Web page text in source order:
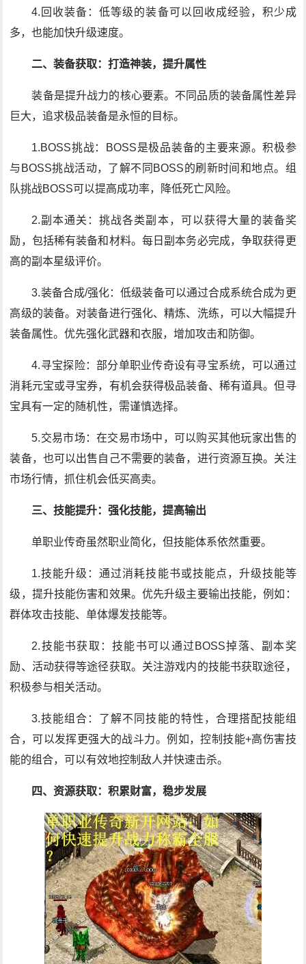
4.回收装备：低等级的装备可以回收成经验，积少成
多，也能加快升级速度。
二、装备获取：打造神装，提升属性
装备是提升战力的核心要素。不同品质的装备属性差异
巨大，追求极品装备是永恒的目标。
1.BOSS挑战：BOSS是极品装备的主要来源。积极参
与BOSS挑战活动，了解不同BOSS的刷新时间和地点。组
队挑战BOSS可以提高成功率，降低死亡风险。
2.副本通关：挑战各类副本，可以获得大量的装备奖
励，包括稀有装备和材料。每日副本务必完成，争取获得更
高的副本星级评价。
3.装备合成/强化：低级装备可以通过合成系统合成为更
高级的装备。对装备进行强化、精炼、洗练，可以大幅提升
装备属性。优先强化武器和衣服，增加攻击和防御。
4.寻宝探险：部分单职业传奇设有寻宝系统，可以通过
消耗元宝或寻宝券，有机会获得极品装备、稀有道具。但寻
宝具有一定的随机性，需谨慎选择。
5.交易市场：在交易市场中，可以购买其他玩家出售的
装备，也可以出售自己不需要的装备，进行资源互换。关注
市场行情，抓住机会低买高卖。
三、技能提升：强化技能，提高输出
单职业传奇虽然职业简化，但技能体系依然重要。
1.技能升级：通过消耗技能书或技能点，升级技能等
级，提升技能伤害和效果。优先升级主要输出技能，例如：
群体攻击技能、单体爆发技能等。
2.技能书获取：技能书可以通过BOSS掉落、副本奖
励、活动获得等途径获取。关注游戏内的技能书获取途径，
积极参与相关活动。
3.技能组合：了解不同技能的特性，合理搭配技能组
合，可以发挥更强大的战斗力。例如，控制技能+高伤害技
能的组合，可以有效地控制敌人并快速击杀。
四、资源获取：积累财富，稳步发展